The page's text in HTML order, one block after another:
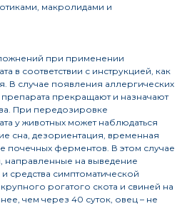
макролидами и
при применении
в соответствии с инструкцией, как
В случае появления аллергических
прекращают и назначают
При передозировке
у животных может наблюдаться
сна, дезориентация, временная
почечных ферментов. В этом случае
на выведение
средства симптоматической
рогатого скота и свиней на
чем через 40 суток, овец – не